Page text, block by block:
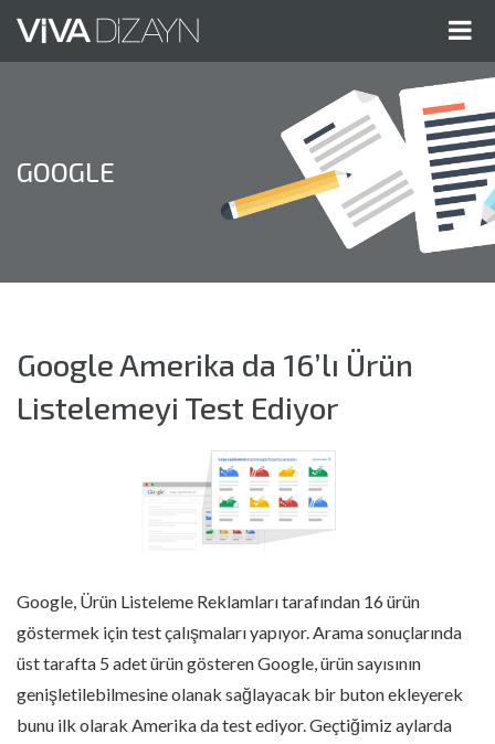
GOOGLE
Google Amerika da 16’lı Ürün
Listelemeyi Test Ediyor
Google, Ürün Listeleme Reklamları tarafından 16 ürün
göstermek için test çalışmaları yapıyor. Arama sonuçlarında
üst tarafta 5 adet ürün gösteren Google, ürün sayısının
genişletilebilmesine olanak sağlayacak bir buton ekleyerek
bunu ilk olarak Amerika da test ediyor. Geçtiğimiz aylarda